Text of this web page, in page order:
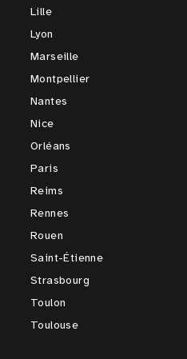
Lille
Lyon
Marseille
Montpellier
Nantes
Nice
Orléans
Paris
Reims
Rennes
Rouen
Saint-Étienne
Strasbourg
Toulon
Toulouse